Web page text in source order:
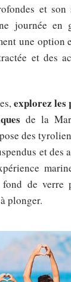
et
journée en
une option
et des
explorez les
de la
des
et
de verre
plonger.